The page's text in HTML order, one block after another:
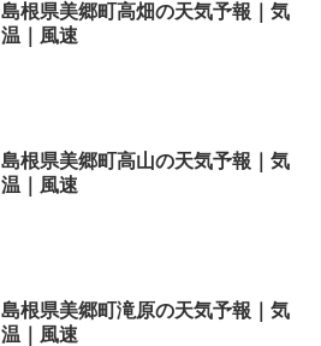
島根県美郷町高畑の天気予報｜気
温｜風速
島根県美郷町高山の天気予報｜気
温｜風速
島根県美郷町滝原の天気予報｜気
温｜風速